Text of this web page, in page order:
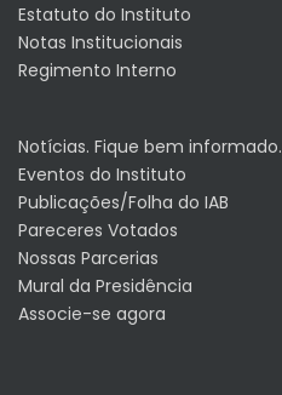
Estatuto do Instituto
Notas Institucionais
Regimento Interno
Notícias. Fique bem informado.
Eventos do Instituto
Publicações/Folha do IAB
Pareceres Votados
Nossas Parcerias
Mural da Presidência
Associe-se agora